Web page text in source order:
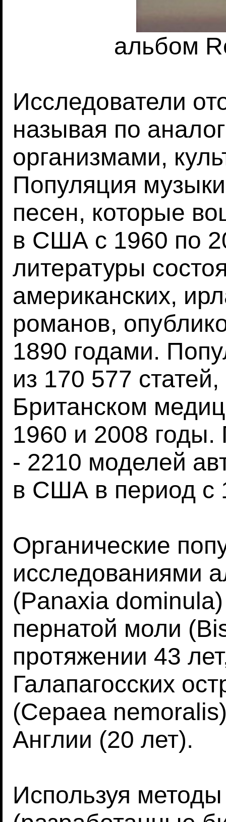
альбом
Исследователи
называя по
организмами,
Популяция
песен, которые
в США с 1960 по
литературы
американских,
романов,
1890 годами.
из 170 577
Британском
1960 и 2008
- 2210 моделей
в США в период с
Органические
исследованиями
(Panaxia
пернатой моли
протяжении 43
Галапагосских
(Cepaea
Англии (20 лет).
Используя